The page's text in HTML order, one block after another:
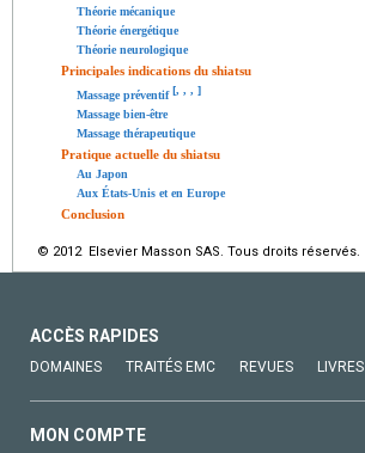
Théorie mécanique
Théorie énergétique
Théorie neurologique
Principales indications du shiatsu
Massage préventif[, , , ]
Massage bien-être
Massage thérapeutique
Pratique actuelle du shiatsu
Au Japon
Aux États-Unis et en Europe
Conclusion
© 2012 Elsevier Masson SAS. Tous droits réservés.
ACCÈS RAPIDES
DOMAINES TRAITÉS EMC REVUES LIVRES
MON COMPTE